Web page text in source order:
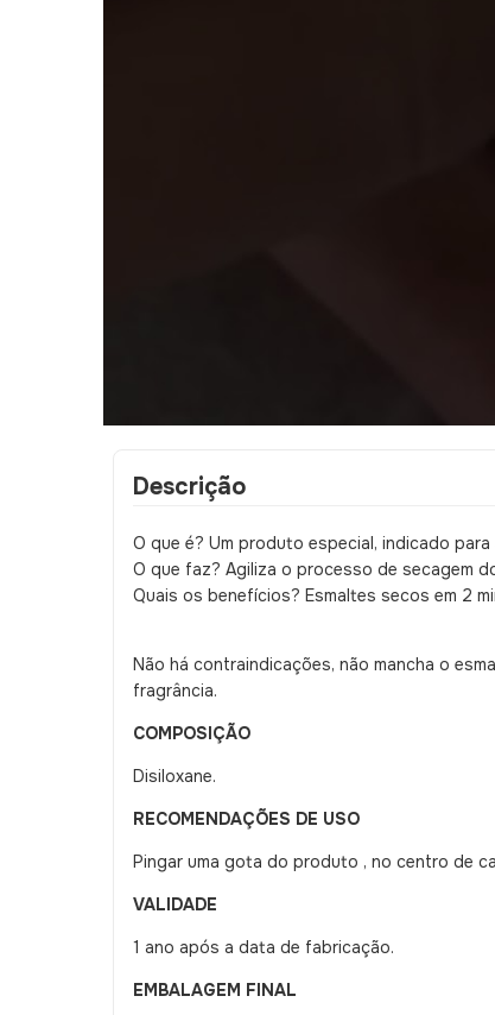
Descrição
O que é? Um produto especial, indicado
O que faz? Agiliza o processo de secagem
Quais os benefícios? Esmaltes secos em 2
Não há contraindicações, não mancha o
fragrância.
COMPOSIÇÃO
Disiloxane.
RECOMENDAÇÕES DE USO
Pingar uma gota do produto , no centro de
VALIDADE
1 ano após a data de fabricação.
EMBALAGEM FINAL